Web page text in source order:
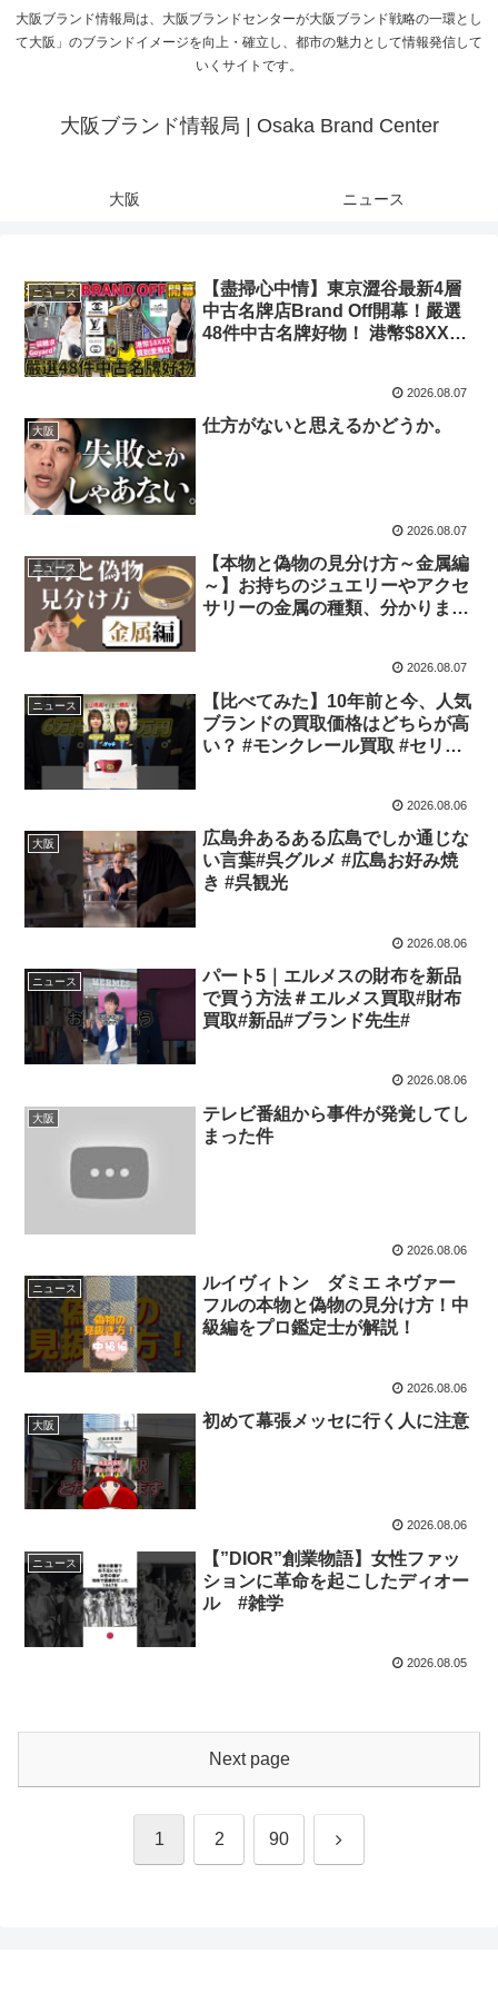
大阪ブランド情報局は、大阪ブランドセンターが大阪ブランド戦略の一環とし
て大阪」のブランドイメージを向上・確立し、都市の魅力として情報発信して
いくサイトです。
大阪ブランド情報局 | Osaka Brand Center
大阪 ニュース
ニュース
【盡掃心中情】東京澀谷最新4層
中古名牌店Brand Off開幕！嚴選
48件中古名牌好物！ 港幣$8XXX
2026.08.07
大阪 仕方がないと思えるかどうか。
2026.08.07
ニュース
【本物と偽物の見分け方～金属編
～】お持ちのジュエリーやアクセ
サリーの金属の種類、分かります
2026.08.07
ニュース
【比べてみた】10年前と今、人気
ブランドの買取価格はどちらが高
い？ #モンクレール買取 #セリー
ー買取 #ディオール買取
2026.08.06
大阪
広島弁あるある広島でしか通じな
い言葉#呉グルメ #広島お好み焼
き #呉観光
2026.08.06
ニュース
パート5｜エルメスの財布を新品
で買う方法＃エルメス買取#財布
買取#新品#ブランド先生#
2026.08.06
大阪
テレビ番組から事件が発覚してし
まった件
2026.08.06
ニュース
ルイヴィトン ダミエ ネヴァー
フルの本物と偽物の見分け方！中
級編をプロ鑑定士が解説！
2026.08.06
大阪 初めて幕張メッセに行く人に注意
2026.08.06
ニュース
【”DIOR”創業物語】女性ファッ
ションに革命を起こしたディオー
ル #雑学
2026.08.05
Next page
1 2 90 Next